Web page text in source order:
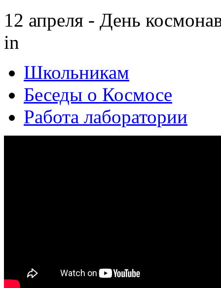
12 апреля - День
in
Школьникам
Беседы о Космосе
Работа лаборатории